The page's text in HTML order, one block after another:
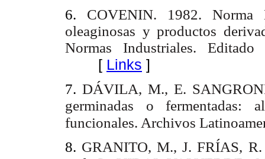
6. COVENIN. 1982. Norma
oleaginosas y productos
Normas Industriales. Editado
[ Links ]
7. DÁVILA, M., E.
germinadas o fermentadas:
funcionales. Archivos
8. GRANITO, M., J. FRÍAS,